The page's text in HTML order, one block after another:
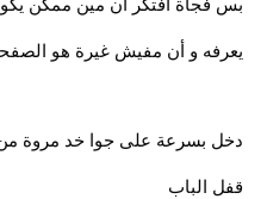
يعرفه و أن مفيش غيرة هو
دخل بسرعة على جوا خد مروة من
قفل الباب